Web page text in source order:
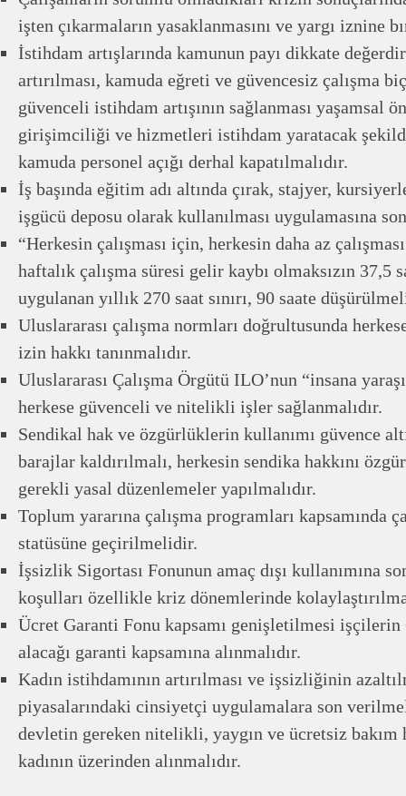
işten çıkarmaların yasaklanmasını ve yargı iznine
İstihdam artışlarında kamunun payı dikkate
artırılması, kamuda eğreti ve güvencesiz çalışma
güvenceli istihdam artışının sağlanması yaşamsal
girişimciliği ve hizmetleri istihdam yaratacak
kamuda personel açığı derhal kapatılmalıdır.
İş başında eğitim adı altında çırak, stajyer,
işgücü deposu olarak kullanılması uygulamasına
“Herkesin çalışması için, herkesin daha az
haftalık çalışma süresi gelir kaybı olmaksızın 37,5
uygulanan yıllık 270 saat sınırı, 90 saate
Uluslararası çalışma normları doğrultusunda
izin hakkı tanınmalıdır.
Uluslararası Çalışma Örgütü ILO’nun “insana
herkese güvenceli ve nitelikli işler sağlanmalıdır.
Sendikal hak ve özgürlüklerin kullanımı güvence
barajlar kaldırılmalı, herkesin sendika hakkını
gerekli yasal düzenlemeler yapılmalıdır.
Toplum yararına çalışma programları kapsamında
statüsüne geçirilmelidir.
İşsizlik Sigortası Fonunun amaç dışı kullanımına
koşulları özellikle kriz dönemlerinde
Ücret Garanti Fonu kapsamı genişletilmesi
alacağı garanti kapsamına alınmalıdır.
Kadın istihdamının artırılması ve işsizliğinin
piyasalarındaki cinsiyetçi uygulamalara son
devletin gereken nitelikli, yaygın ve ücretsiz
kadının üzerinden alınmalıdır.